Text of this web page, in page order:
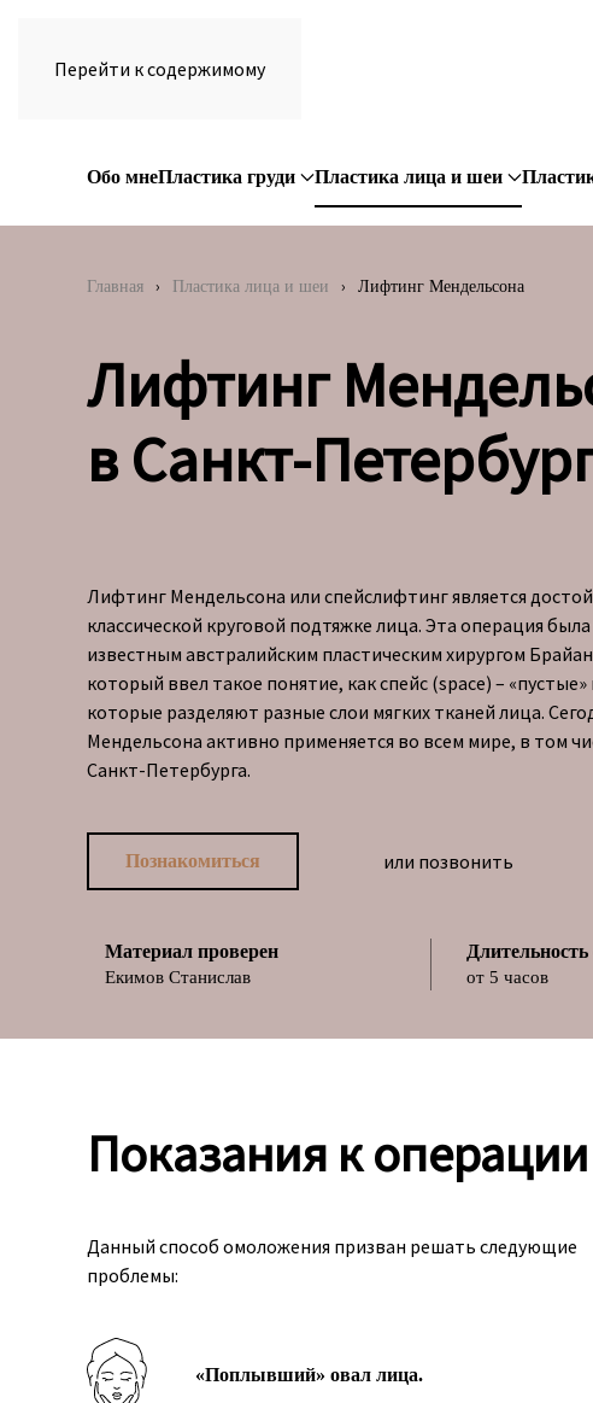
Перейти к содержимому
Обо мнеПластика груди Пластика лица и шеи
Главная Пластика лица и шеи Лифтинг Мендельсона
Лифтинг
в Санкт-
Лифтинг Мендельсона или спейслифтинг является
классической круговой подтяжке лица. Эта операция
известным австралийским пластическим хирургом
который ввел такое понятие, как спейс (space) –
которые разделяют разные слои мягких тканей лица.
Мендельсона активно применяется во всем мире, в том
Санкт-Петербурга.
Познакомиться или позвонить
Материал проверен
Екимов Станислав от 5 часов
Показания к операции
Данный способ омоложения призван решать следующие
проблемы:
«Поплывший» овал лица.